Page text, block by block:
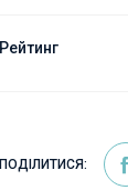
Рейтинг
ПОДІЛИТИСЯ: